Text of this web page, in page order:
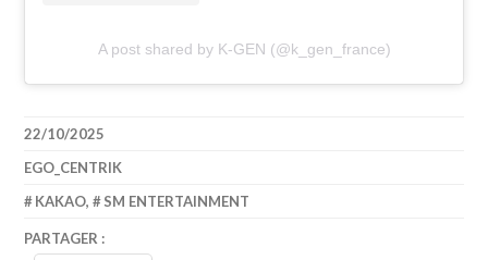
A post shared by K-GEN (@k_gen_france)
22/10/2025
EGO_CENTRIK
KAKAO, SM ENTERTAINMENT
PARTAGER :